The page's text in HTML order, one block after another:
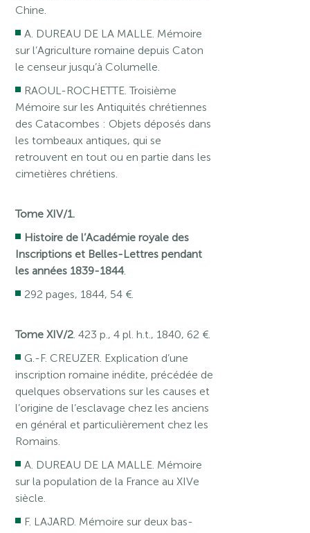
Chine.
A. DUREAU DE LA MALLE. Mémoire
sur l’Agriculture romaine depuis Caton
le censeur jusqu’à Columelle.
RAOUL-ROCHETTE. Troisième
Mémoire sur les Antiquités chrétiennes
des Catacombes : Objets déposés dans
les tombeaux antiques, qui se
retrouvent en tout ou en partie dans les
cimetières chrétiens.
Tome XIV/1.
Histoire de l’Académie royale des
Inscriptions et Belles-Lettres pendant
les années 1839-1844.
292 pages, 1844, 54 €.
Tome XIV/2 . 423 p., 4 pl. h.t., 1840, 62 €.
G.-F. CREUZER. Explication d’une
inscription romaine inédite, précédée de
quelques observations sur les causes et
l’origine de l’esclavage chez les anciens
en général et particulièrement chez les
Romains.
A. DUREAU DE LA MALLE. Mémoire
sur la population de la France au XIVe
siècle.
F. LAJARD. Mémoire sur deux bas-